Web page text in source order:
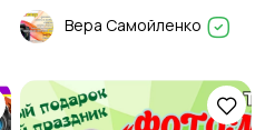
Вера Самойленко